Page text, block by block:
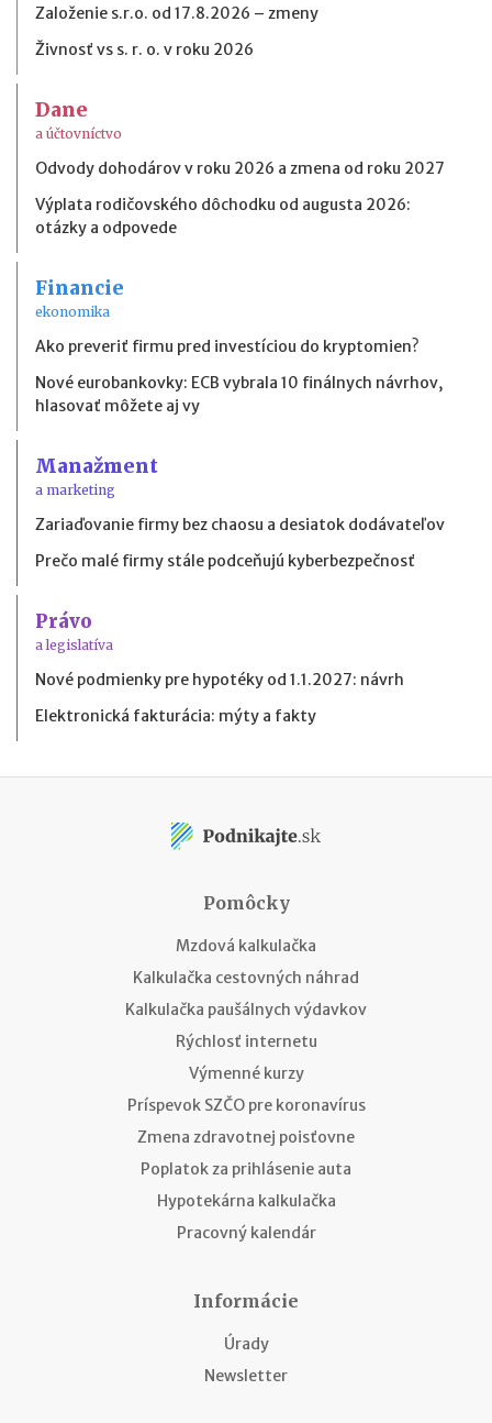
Založenie s.r.o. od 17.8.2026 – zmeny
Živnosť vs s. r. o. v roku 2026
Dane
a účtovníctvo
Odvody dohodárov v roku 2026 a zmena od roku 2027
Výplata rodičovského dôchodku od augusta 2026:
otázky a odpovede
Financie
ekonomika
Ako preveriť firmu pred investíciou do kryptomien?
Nové eurobankovky: ECB vybrala 10 finálnych návrhov,
hlasovať môžete aj vy
Manažment
a marketing
Zariaďovanie firmy bez chaosu a desiatok dodávateľov
Prečo malé firmy stále podceňujú kyberbezpečnosť
Právo
a legislatíva
Nové podmienky pre hypotéky od 1.1.2027: návrh
Elektronická fakturácia: mýty a fakty
Pomôcky
Mzdová kalkulačka
Kalkulačka cestovných náhrad
Kalkulačka paušálnych výdavkov
Rýchlosť internetu
Výmenné kurzy
Príspevok SZČO pre koronavírus
Zmena zdravotnej poisťovne
Poplatok za prihlásenie auta
Hypotekárna kalkulačka
Pracovný kalendár
Informácie
Úrady
Newsletter